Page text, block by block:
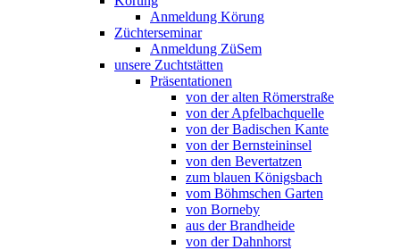
Anmeldung Körung
Züchterseminar
Anmeldung ZüSem
unsere Zuchtstätten
Präsentationen
von der alten Römerstraße
von der Apfelbachquelle
von der Badischen Kante
von der Bernsteininsel
von den Bevertatzen
zum blauen Königsbach
vom Böhmschen Garten
von Borneby
aus der Brandheide
von der Dahnhorst